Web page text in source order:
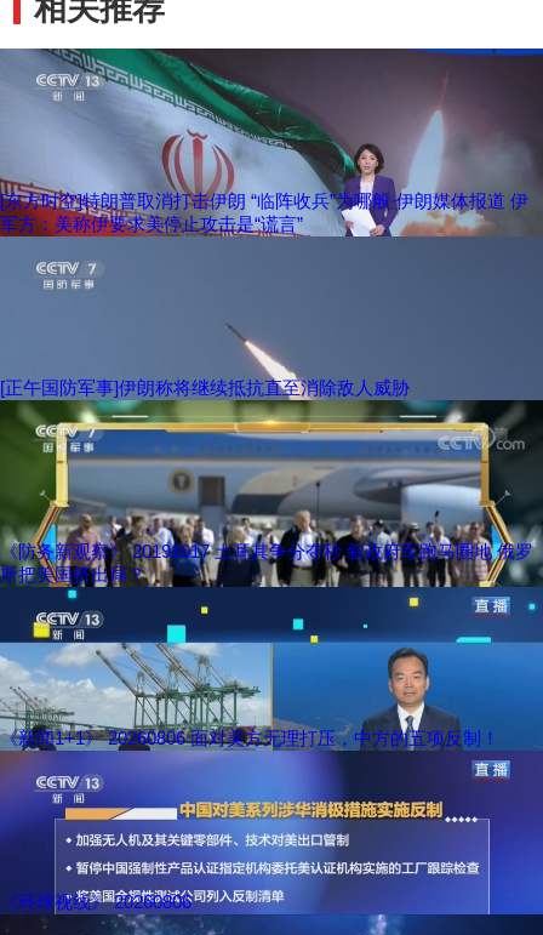
相关推荐
[东方时空]特朗普取消打击伊朗 “临阵收兵”为哪般·伊朗媒体报道 伊
军方：美称伊要求美停止攻击是“谎言”
[正午国防军事]伊朗称将继续抵抗直至消除敌人威胁
《防务新观察》 20191017 土耳其争分夺秒 叙政府军跑马圈地 俄罗
斯把美国挤出局？
《新闻1+1》 20260806 面对美方无理打压，中方的五项反制！
《环球视线》 20260806